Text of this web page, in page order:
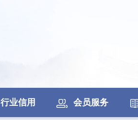
行业信用 会员服务